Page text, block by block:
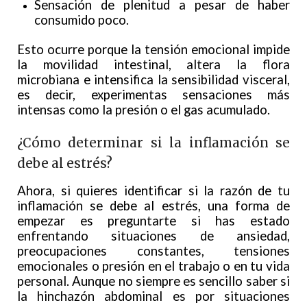
Sensación de plenitud a pesar de haber
consumido poco.
Esto ocurre porque la tensión emocional impide
la movilidad intestinal, altera la flora
microbiana e intensifica la sensibilidad visceral,
es decir, experimentas sensaciones más
intensas como la presión o el gas acumulado.
¿Cómo determinar si la inflamación se
debe al estrés?
Ahora, si quieres identificar si la razón de tu
inflamación se debe al estrés, una forma de
empezar es preguntarte si has estado
enfrentando situaciones de ansiedad,
preocupaciones constantes, tensiones
emocionales o presión en el trabajo o en tu vida
personal. Aunque no siempre es sencillo saber si
la hinchazón abdominal es por situaciones